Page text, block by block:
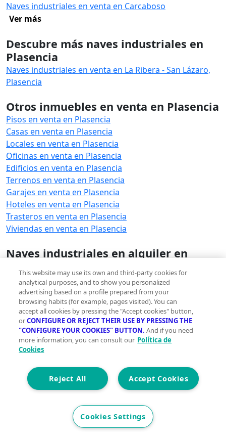
Naves industriales en venta en Carcaboso
Ver más
Descubre más naves industriales en
Plasencia
Naves industriales en venta en La Ribera - San Lázaro,
Plasencia
Otros inmuebles en venta en Plasencia
Pisos en venta en Plasencia
Casas en venta en Plasencia
Locales en venta en Plasencia
Oficinas en venta en Plasencia
Edificios en venta en Plasencia
Terrenos en venta en Plasencia
Garajes en venta en Plasencia
Hoteles en venta en Plasencia
Trasteros en venta en Plasencia
Viviendas en venta en Plasencia
Naves industriales en alquiler en
Plasencia
Naves industriales en alquiler en Plasencia
Ver otras inmobiliarias en Plasencia
Ver otras inmobiliarias en Plasencia
vida más green
This website may use its own and third-party cookies for
analytical purposes, and to show you personalized
advertising based on a profile prepared from your
browsing habits (for example, pages visited). You can
accept all cookies by pressing the "Accept cookies" button,
orCONFIGURE OR REJECT THEIR USE BY PRESSING THE
"CONFIGURE YOUR COOKIES" BUTTON. And if you need
more information, you can consult our Política de
Cookies
Accept Cookies
Reject All
Cookies Settings